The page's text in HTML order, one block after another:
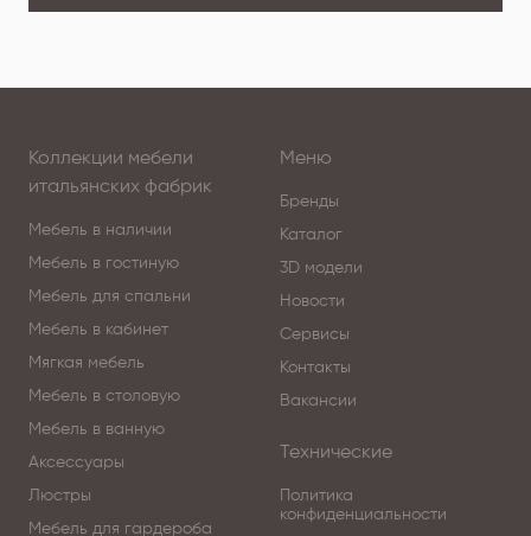
Коллекции мебели
итальянских фабрик
Мебель в наличии
Мебель в гостиную
Мебель для спальни
Мебель в кабинет
Мягкая мебель
Мебель в столовую
Мебель в ванную
Аксессуары
Люстры
Мебель для гардероба
Меню
Бренды
Каталог
3D модели
Новости
Сервисы
Контакты
Вакансии
Технические
Политика
конфиденциальности